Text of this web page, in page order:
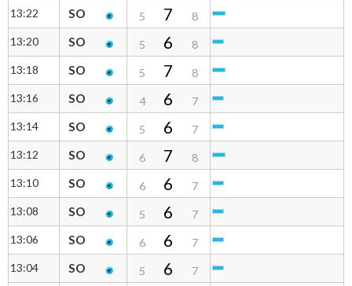
13:22
SO 5 7
8
13:20
SO 5 6
8
13:18
SO 5 7
8
13:16
SO 4 6
7
13:14
SO 5 6
7
13:12
SO 6 7
8
13:10
SO 6 6
7
13:08
SO 5 6
7
13:06
SO 6 6
7
13:04
SO 5 6
7